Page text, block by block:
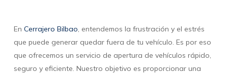
En Cerrajero Bilbao, entendemos la frustración y el estrés
que puede generar quedar fuera de tu vehículo. Es por eso
que ofrecemos un servicio de apertura de vehículos rápido,
seguro y eficiente. Nuestro objetivo es proporcionar una